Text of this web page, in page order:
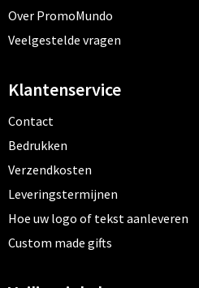
Over PromoMundo
Veelgestelde vragen
Klantenservice
Contact
Bedrukken
Verzendkosten
Leveringstermijnen
Hoe uw logo of tekst aanleveren
Custom made gifts